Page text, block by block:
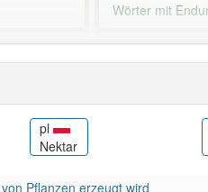
Wörter mit
pl
Nektar
Pflanzen erzeugt wird